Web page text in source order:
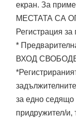
екран. За
МЕСТАТА СА
Регистрация за
*
ВХОД
за едно седящо
придружител/и,